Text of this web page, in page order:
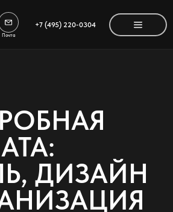
+7 (495) 220-0304
Почта
ДИЗАЙН